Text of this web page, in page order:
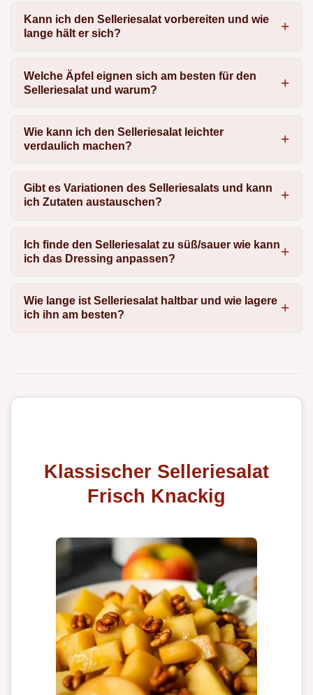
Kann ich den Selleriesalat vorbereiten und wie
lange hält er sich?
Welche Äpfel eignen sich am besten für den
Selleriesalat und warum?
Wie kann ich den Selleriesalat leichter
verdaulich machen?
Gibt es Variationen des Selleriesalats und kann
ich Zutaten austauschen?
Ich finde den Selleriesalat zu süß/sauer wie kann
ich das Dressing anpassen?
Wie lange ist Selleriesalat haltbar und wie lagere
ich ihn am besten?
Klassischer Selleriesalat
Frisch Knackig